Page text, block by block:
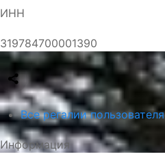
ИНН
319784700001390
Все регалии пользователя
Информация